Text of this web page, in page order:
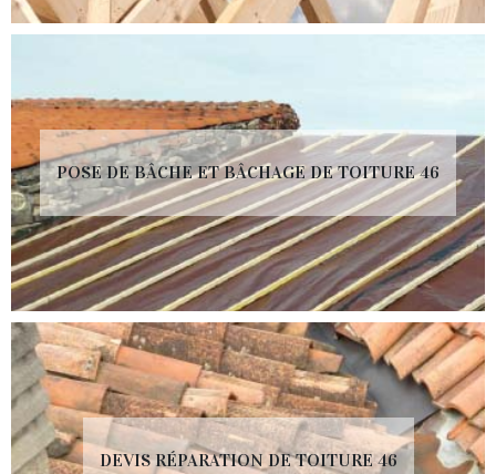
POSE DE BÂCHE ET BÂCHAGE DE TOITURE 46
DEVIS RÉPARATION DE TOITURE 46